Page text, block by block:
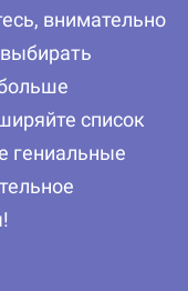
внимательно
список
гениальные